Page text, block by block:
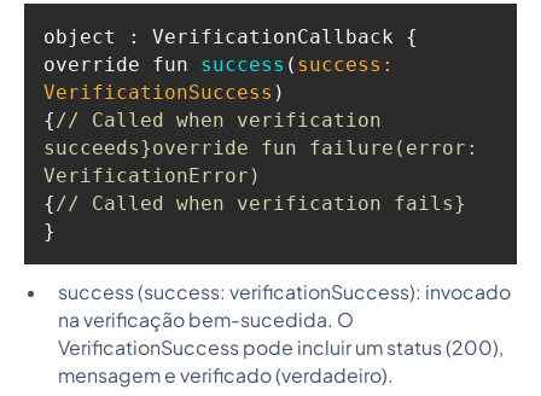
override fun success ( success:
VerificationSuccess )
{// Called when verification
succeeds}override fun failure(error:
VerificationError)
{// Called when verification fails}
}
success (success: verificationSuccess): invocado
na verificação bem-sucedida. O
VerificationSuccess pode incluir um status (200),
mensagem e verificado (verdadeiro).